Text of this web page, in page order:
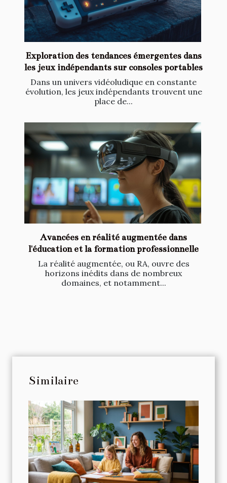
Exploration des tendances émergentes dans
les jeux indépendants sur consoles portables
Dans un univers vidéoludique en constante
évolution, les jeux indépendants trouvent une
place de...
Avancées en réalité augmentée dans
l'éducation et la formation professionnelle
La réalité augmentée, ou RA, ouvre des
horizons inédits dans de nombreux
domaines, et notamment...
Similaire